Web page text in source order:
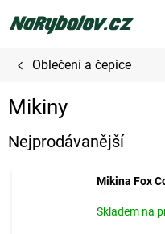
na
Oblečení a čepice
Mikiny
Nejprodávanější
Mikina Fox
Skladem na